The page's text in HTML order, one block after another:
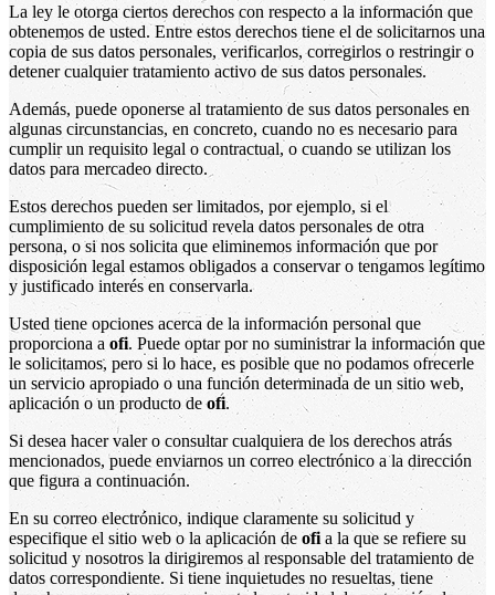
La ley le otorga ciertos derechos con respecto a la información que
obtenemos de usted. Entre estos derechos tiene el de solicitarnos una
copia de sus datos personales, verificarlos, corregirlos o restringir o
detener cualquier tratamiento activo de sus datos personales.
Además, puede oponerse al tratamiento de sus datos personales en
algunas circunstancias, en concreto, cuando no es necesario para
cumplir un requisito legal o contractual, o cuando se utilizan los
datos para mercadeo directo.
Estos derechos pueden ser limitados, por ejemplo, si el
cumplimiento de su solicitud revela datos personales de otra
persona, o si nos solicita que eliminemos información que por
disposición legal estamos obligados a conservar o tengamos legítimo
y justificado interés en conservarla.
Usted tiene opciones acerca de la información personal que
proporciona a ofi. Puede optar por no suministrar la información que
le solicitamos, pero si lo hace, es posible que no podamos ofrecerle
un servicio apropiado o una función determinada de un sitio web,
aplicación o un producto deofi.
Si desea hacer valer o consultar cualquiera de los derechos atrás
mencionados, puede enviarnos un correo electrónico a la dirección
que figura a continuación.
En su correo electrónico, indique claramente su solicitud y
especifique el sitio web o la aplicación de ofi a la que se refiere su
solicitud y nosotros la dirigiremos al responsable del tratamiento de
datos correspondiente. Si tiene inquietudes no resueltas, tiene